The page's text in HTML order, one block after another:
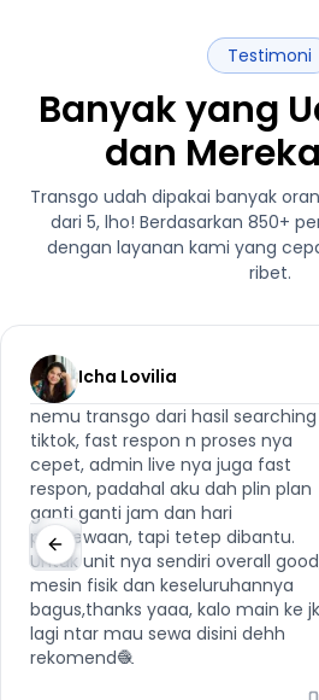
Testimoni
Banyak yang
dan
Transgo udah dipakai banyak
dari 5, lho! Berdasarkan 850+
dengan layanan kami yang
ribet.
Icha Lovilia
nemu transgo dari hasil searching
tiktok, fast respon n proses nya
cepet, admin live nya juga fast
respon, padahal aku dah plin plan
ganti ganti jam dan hari
penyewaan, tapi tetep dibantu.
Untuk unit nya sendiri overall
mesin fisik dan keseluruhannya
bagus,thanks yaaa, kalo main ke
lagi ntar mau sewa disini dehh
rekomend🧶